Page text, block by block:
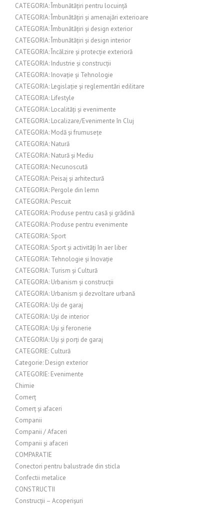
CATEGORIA: Îmbunătățiri pentru locuință
CATEGORIA: Îmbunătățiri și amenajări exterioare
CATEGORIA: Îmbunătățiri și design exterior
CATEGORIA: Îmbunătățiri și design interior
CATEGORIA: Încălzire și protecție exterioră
CATEGORIA: Industrie și construcții
CATEGORIA: Inovație și Tehnologie
CATEGORIA: Legislație și reglementări edilitare
CATEGORIA: Lifestyle
CATEGORIA: Localități și evenimente
CATEGORIA: Localizare/Evenimente în Cluj
CATEGORIA: Modă și frumusețe
CATEGORIA: Natură
CATEGORIA: Natură și Mediu
CATEGORIA: Necunoscută
CATEGORIA: Peisaj și arhitectură
CATEGORIA: Pergole din lemn
CATEGORIA: Pescuit
CATEGORIA: Produse pentru casă și grădină
CATEGORIA: Produse pentru evenimente
CATEGORIA: Sport
CATEGORIA: Sport și activități în aer liber
CATEGORIA: Tehnologie și Inovație
CATEGORIA: Turism și Cultură
CATEGORIA: Urbanism și construcții
CATEGORIA: Urbanism și dezvoltare urbană
CATEGORIA: Uși de garaj
CATEGORIA: Uși de interior
CATEGORIA: Uși și feronerie
CATEGORIA: Uși și porți de garaj
CATEGORIE: Cultură
Categorie: Design exterior
CATEGORIE: Evenimente
Chimie
Comerț
Comerț și afaceri
Companii
Companii / Afaceri
Companii și afaceri
COMPARATIE
Conectori pentru balustrade din sticla
Confectii metalice
CONSTRUCTII
Construcții – Acoperișuri